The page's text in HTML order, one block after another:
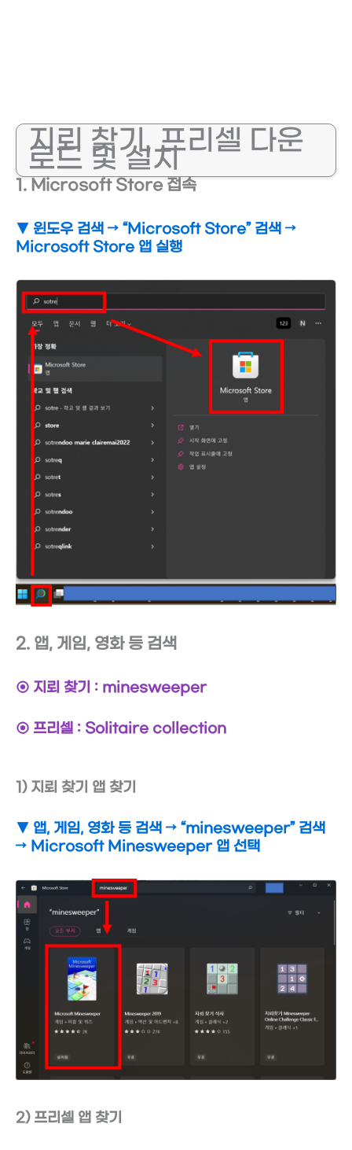
지뢰 찾기, 프리셀 다운
로드 및 설치
1. Microsoft Store 접속
▼ 윈도우 검색 → “Microsoft Store” 검색 →
Microsoft Store 앱 실행
2. 앱, 게임, 영화 등 검색
⊙ 지뢰 찾기 : minesweeper
⊙ 프리셀 : Solitaire collection
1) 지뢰 찾기 앱 찾기
▼ 앱, 게임, 영화 등 검색 → “minesweeper” 검색
→ Microsoft Minesweeper 앱 선택
2) 프리셀 앱 찾기